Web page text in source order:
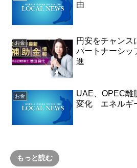
由
お金
円安をチャン
パートナーシッ
進
お金
UAE、OPEC
変化 エネルギ
もっと読む